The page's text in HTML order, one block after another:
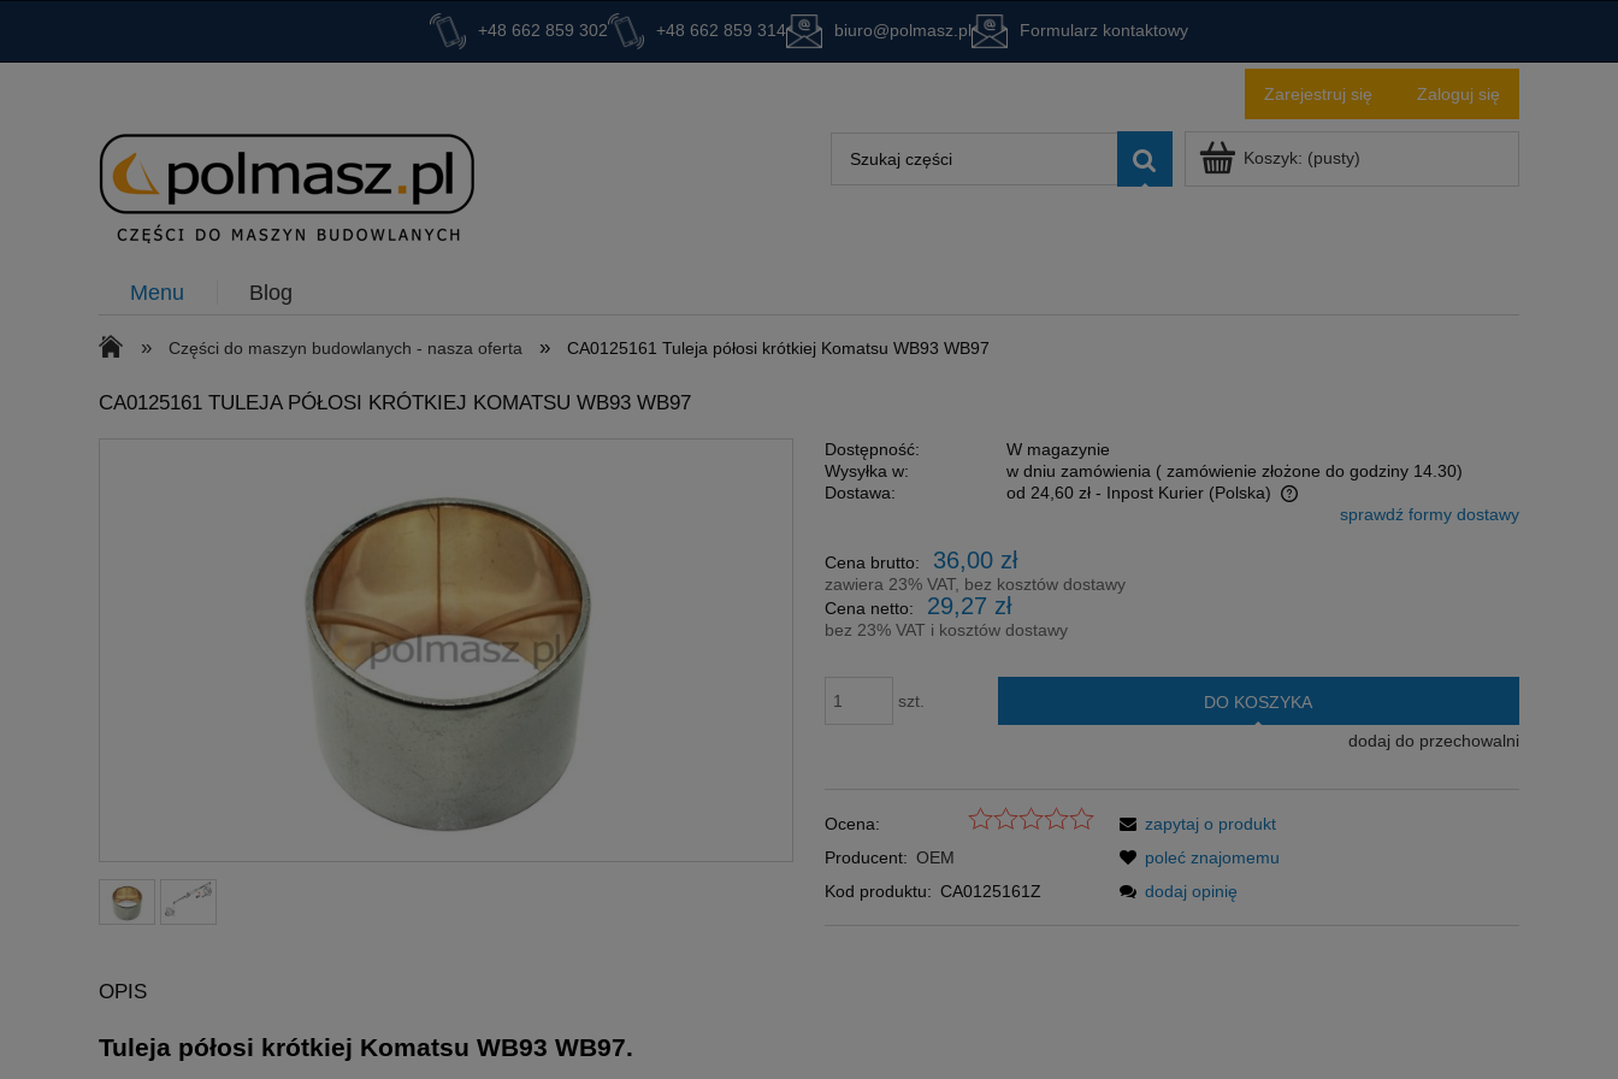
+48 662 859 302 +48 662 859 314 biuro@polmasz.pl Formularz kontaktowy
Zarejestruj się Zaloguj się
Koszyk: (pusty)
Menu Blog
» Części do maszyn budowlanych - nasza oferta » CA0125161 Tuleja półosi krótkiej Komatsu WB93 WB97
CA0125161 TULEJA PÓŁOSI KRÓTKIEJ KOMATSU WB93 WB97
Dostępność:
W magazynie
Wysyłka w:
w dniu zamówienia ( zamówienie złożone do godziny 14.30)
Dostawa:
od 24,60 zł - Inpost Kurier (Polska)
płatności
sprawdź formy dostawy
Cena brutto: 36,00 zł
zawiera 23% VAT, bez kosztów dostawy
Cena netto:
29,27 zł
bez 23% VAT i kosztów dostawy
szt.
DO KOSZYKA
dodaj do przechowalni
Ocena:
Producent: OEM
Kod produktu: CA0125161Z
zapytaj o produkt
poleć znajomemu
dodaj opinię
OPIS
Tuleja półosi krótkiej Komatsu WB93 WB97.